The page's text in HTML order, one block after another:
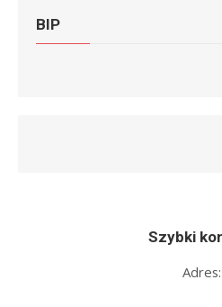
BIP
Szybki
Adres: